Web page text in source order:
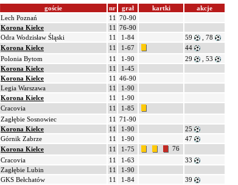
goście nr grał kartki
akcje
Lech Poznań 11 70-90
Korona Kielce 11 76-90
Odra Wodzisław Śląski 11 1-84 59
, 78
Korona Kielce 11 1-67
44
Polonia Bytom 11 1-90 29
, 53
Korona Kielce 11
1-45
Korona Kielce 11 46-90
Legia Warszawa 11
1-90
Korona Kielce 11
1-90
Cracovia 11
1-85
Zagłębie Sosnowiec 11 71-90
Korona Kielce 11 1-90
25
Górnik Zabrze 11 1-90
47
Korona Kielce 11 1-75
76
Cracovia 11 1-63
33
Zagłębie Lubin 11
1-90
GKS Bełchatów 11 1-84
39